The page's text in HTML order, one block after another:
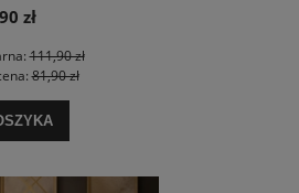
zł
111,90 zł
81,90 zł